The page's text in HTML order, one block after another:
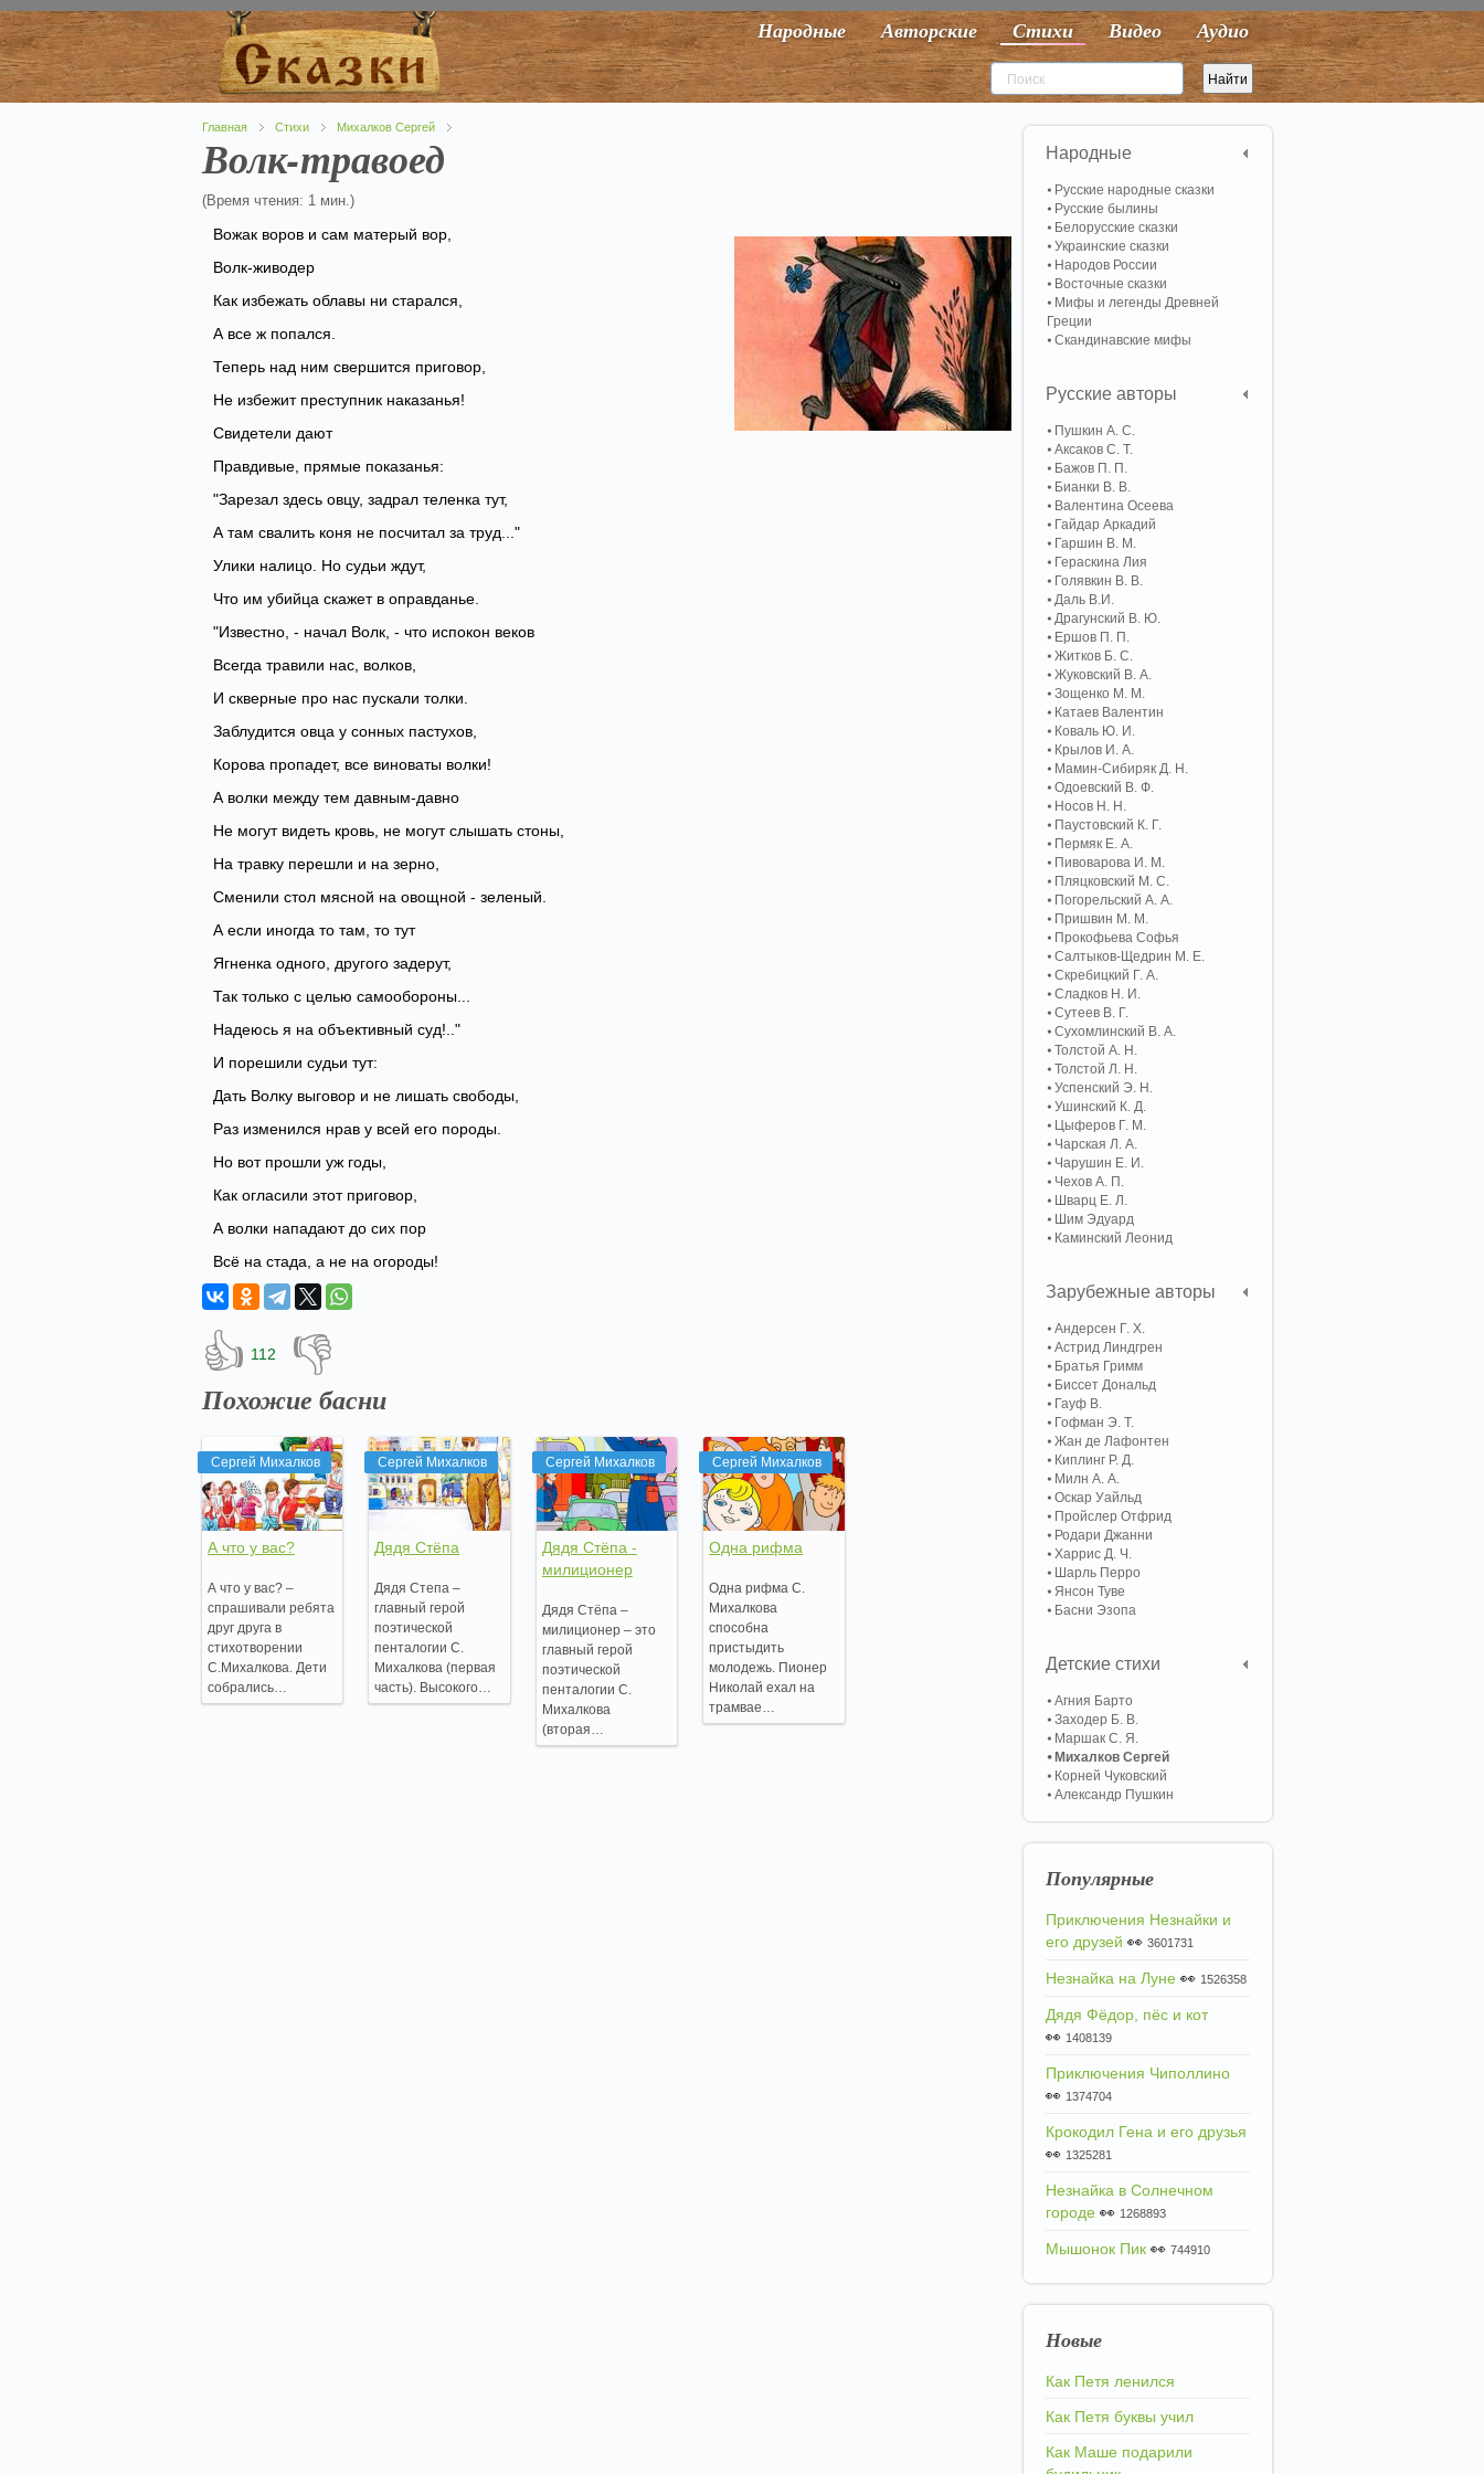
Народные Авторские Стихи Видео Аудио
Главная Стихи Михалков Сергей
Волк-травоед
(Время чтения: 1 мин.)
Вожак воров и сам матерый вор,
Волк-живодер
Как избежать облавы ни старался,
А все ж попался.
Теперь над ним свершится приговор,
Не избежит преступник наказанья!
Свидетели дают
Правдивые, прямые показанья:
"Зарезал здесь овцу, задрал теленка тут,
А там свалить коня не посчитал за труд..."
Улики налицо. Но судьи ждут,
Что им убийца скажет в оправданье.
"Известно, - начал Волк, - что испокон веков
Всегда травили нас, волков,
И скверные про нас пускали толки.
Заблудится овца у сонных пастухов,
Корова пропадет, все виноваты волки!
А волки между тем давным-давно
Не могут видеть кровь, не могут слышать стоны,
На травку перешли и на зерно,
Сменили стол мясной на овощной - зеленый.
А если иногда то там, то тут
Ягненка одного, другого задерут,
Так только с целью самообороны...
Надеюсь я на объективный суд!.."
И порешили судьи тут:
Дать Волку выговор и не лишать свободы,
Раз изменился нрав у всей его породы.
Но вот прошли уж годы,
Как огласили этот приговор,
А волки нападают до сих пор
Всё на стада, а не на огороды!
👍 112 👎
Похожие басни
Сергей Михалков
А что у вас?
А что у вас? –
спрашивали ребята
друг друга в
стихотворении
С.Михалкова. Дети
собрались…
Сергей Михалков
Дядя Стёпа
Дядя Степа –
главный герой
поэтической
пенталогии С.
Михалкова (первая
часть). Высокого…
Сергей Михалков
Дядя Стёпа -
милиционер
Дядя Стёпа –
милиционер – это
главный герой
поэтической
пенталогии С.
Михалкова
(вторая…
Сергей Михалков
Одна рифма
Одна рифма С.
Михалкова
способна
пристыдить
молодежь. Пионер
Николай ехал на
трамвае…
Народные
Русские народные сказки
Русские былины
Белорусские сказки
Украинские сказки
Народов России
Восточные сказки
Мифы и легенды Древней
Греции
Скандинавские мифы
Русские авторы
Пушкин А. С.
Аксаков С. Т.
Бажов П. П.
Бианки В. В.
Валентина Осеева
Гайдар Аркадий
Гаршин В. М.
Гераскина Лия
Голявкин В. В.
Даль В.И.
Драгунский В. Ю.
Ершов П. П.
Житков Б. С.
Жуковский В. А.
Зощенко М. М.
Катаев Валентин
Коваль Ю. И.
Крылов И. А.
Мамин-Сибиряк Д. Н.
Одоевский В. Ф.
Носов Н. Н.
Паустовский К. Г.
Пермяк Е. А.
Пивоварова И. М.
Пляцковский М. С.
Погорельский А. A.
Пришвин М. М.
Прокофьева Софья
Салтыков-Щедрин М. Е.
Скребицкий Г. А.
Сладков Н. И.
Сутеев В. Г.
Сухомлинский В. А.
Толстой А. Н.
Толстой Л. Н.
Успенский Э. Н.
Ушинский К. Д.
Цыферов Г. М.
Чарская Л. А.
Чарушин Е. И.
Чехов А. П.
Шварц Е. Л.
Шим Эдуард
Каминский Леонид
Зарубежные авторы
Андерсен Г. Х.
Астрид Линдгрен
Братья Гримм
Биссет Дональд
Гауф В.
Гофман Э. Т.
Жан де Лафонтен
Киплинг Р. Д.
Милн А. А.
Оскар Уайльд
Пройслер Отфрид
Родари Джанни
Харрис Д. Ч.
Шарль Перро
Янсон Туве
Басни Эзопа
Детские стихи
Агния Барто
Заходер Б. В.
Маршак С. Я.
Михалков Сергей
Корней Чуковский
Александр Пушкин
Популярные
Приключения Незнайки и
его друзей 👀 3601731
Незнайка на Луне 👀 1526358
Дядя Фёдор, пёс и кот
👀 1408139
Приключения Чиполлино
👀 1374704
Крокодил Гена и его друзья
👀 1325281
Незнайка в Солнечном
городе 👀 1268893
Мышонок Пик 👀 744910
Новые
Как Петя ленился
Как Петя буквы учил
Как Маше подарили